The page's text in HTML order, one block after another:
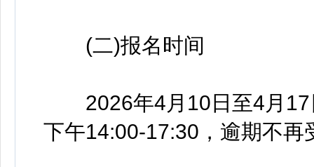
(二)报名时间
2026年4月10日至4月17
下午14:00-17:30，逾期不再